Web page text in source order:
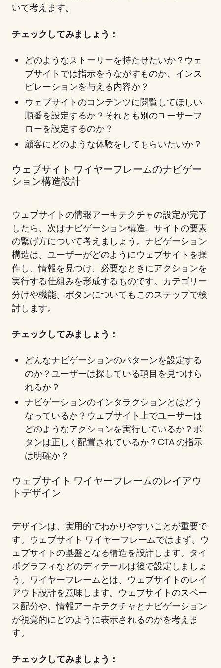
いて考えます。
チェックしてみましょう：
どのようなストーリーを持たせたいか？ウェ
ブサイトでは指示をうながすものか、インス
ピレーションを与える内容か？
ウェブサイトのコンテンツに閲覧してほしい
順番を設定するか？それとも別のユーザーフ
ローを設定するのか？
顧客にどのような体験をしてもらいたいか？
ウェブサイト ワイヤーフレームのナビゲー
ション構造設計
ウェブサイトの情報アーキテクチャの設定が完了
したら、次はナビゲーション構造、サイトの要素
の繋げ方について考えましょう。ナビゲーション
構造は、ユーザーがどのようにウェブサイトを操
作し、情報を見つけ、必要なときにアクションを
実行する仕組みを形成するものです。カテゴリー
分けや機能、ボタンについてもこのステップで検
討します。
チェックしてみましょう：
どんなナビゲーションのパターンを設定する
のか？ユーザーは探している項目を見つけら
れるか？
ナビゲーションのインタラクションとはどう
なっているか？ウェブサイト上でユーザーは
どのようなアクションを実行しているか？ボ
タンは正しく配置されているか？CTA の指示
は明確か？
ウェブサイト ワイヤーフレームのレイアウ
トデザイン
デザインは、実用的でわかりやすいことが重要で
す。ウェブサイト ワイヤーフレームではまず、ウ
ェブサイトの基盤となる構造を設計します。タイ
ポグラフィなどのディテールは後で設定しましょ
う。ワイヤーフレームとは、ウェブサイトのレイ
アウト設計を意味します。ウェブサイトのスペー
ス配分や、情報アーキテクチャとナビゲーション
が視覚的にどのように表示されるのかを考えま
す。
チェックしてみましょう：